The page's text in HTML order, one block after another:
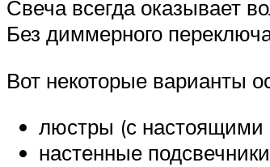
Свеча всегда оказывает
Без диммерного
Вот некоторые варианты
люстры (с настоящими
настенные